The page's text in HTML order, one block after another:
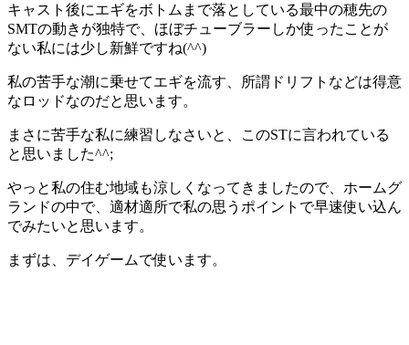
キャスト後にエギをボトムまで落としている最中の穂先の
SMTの動きが独特で、ほぼチューブラーしか使ったことが
ない私には少し新鮮ですね(^^)
私の苦手な潮に乗せてエギを流す、所謂ドリフトなどは得意
なロッドなのだと思います。
まさに苦手な私に練習しなさいと、このSTに言われている
と思いました^^;
やっと私の住む地域も涼しくなってきましたので、ホームグ
ランドの中で、適材適所で私の思うポイントで早速使い込ん
でみたいと思います。
まずは、デイゲームで使います。